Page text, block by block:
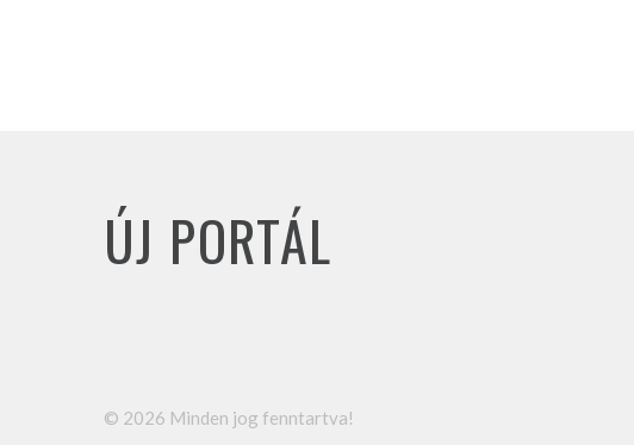
ÚJ PORTÁL
© 2026 Minden jog fenntartva!